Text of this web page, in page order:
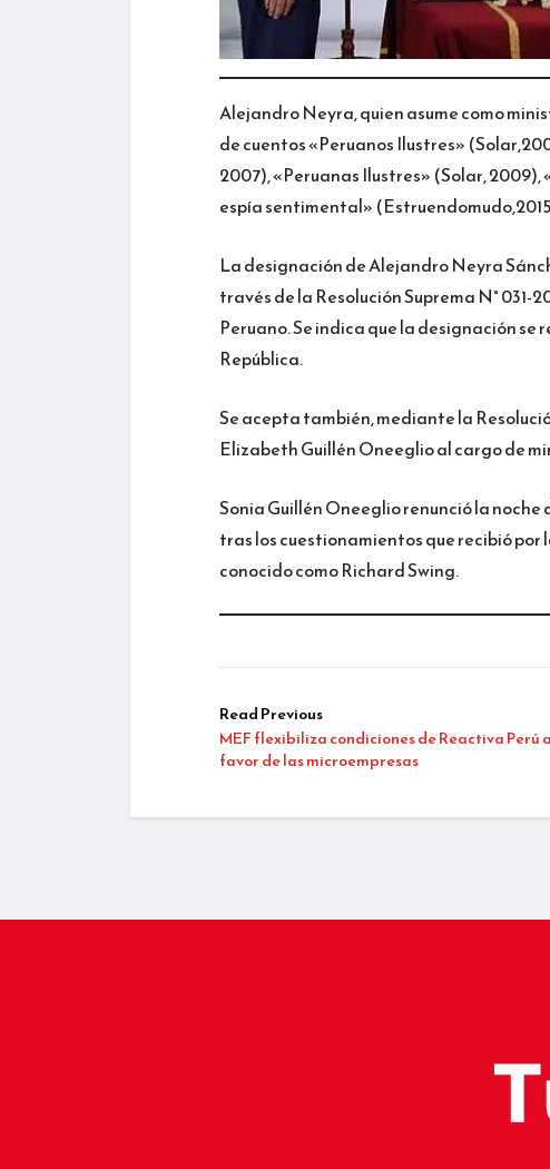
Alejandro Neyra, quien asume como
de cuentos «Peruanos Ilustres»
2007), «Peruanas Ilustres» (Solar, 2009),
espía sentimental»
La designación de Alejandro Neyra
través de la Resolución Suprema N°
Peruano. Se indica que la designación
República.
Se acepta también, mediante la
Elizabeth Guillén Oneeglio al cargo de
Sonia Guillén Oneeglio renunció la
tras los cuestionamientos que recibió
conocido como Richard Swing.
Read Previous
MEF flexibiliza condiciones de Reactiva Perú a
favor de las microempresas